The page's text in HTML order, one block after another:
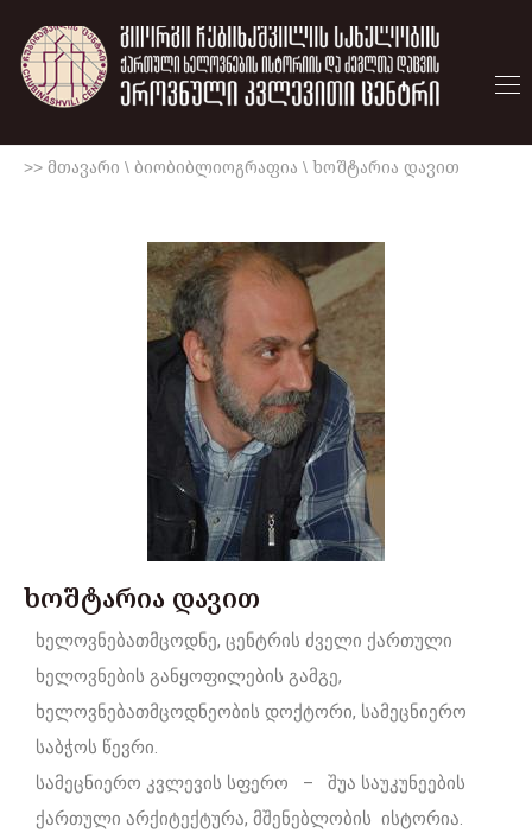
>> მთავარი \ ბიობიბლიოგრაფია \ ხოშტარია დავით
ხოშტარია დავით
ხელოვნებათმცოდნე, ცენტრის ძველი ქართული
ხელოვნების განყოფილების გამგე,
ხელოვნებათმცოდნეობის დოქტორი, სამეცნიერო
საბჭოს წევრი.
სამეცნიერო კვლევის სფერო – შუა საუკუნეების
ქართული არქიტექტურა, მშენებლობის ისტორია.